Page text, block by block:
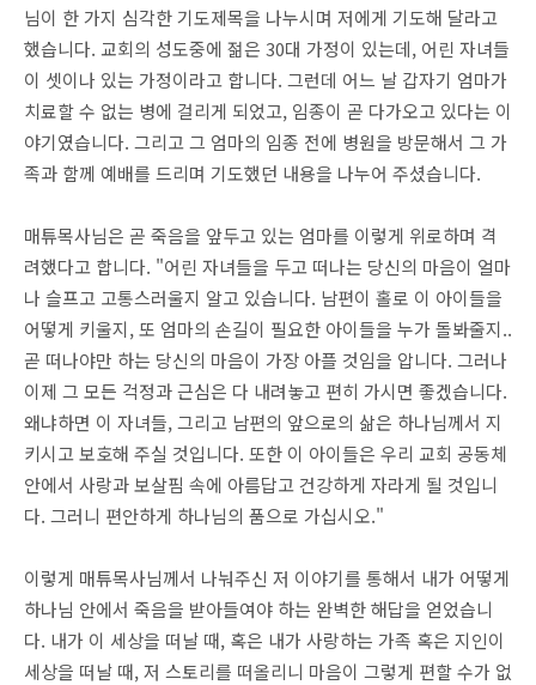
님이 한 가지 심각한 기도제목을 나누시며 저에게 기도해 달라고
했습니다. 교회의 성도중에 젊은 30대 가정이 있는데, 어린 자녀들
이 셋이나 있는 가정이라고 합니다. 그런데 어느 날 갑자기 엄마가
치료할 수 없는 병에 걸리게 되었고, 임종이 곧 다가오고 있다는 이
야기였습니다. 그리고 그 엄마의 임종 전에 병원을 방문해서 그 가
족과 함께 예배를 드리며 기도했던 내용을 나누어 주셨습니다.
매튜목사님은 곧 죽음을 앞두고 있는 엄마를 이렇게 위로하며 격
려했다고 합니다. "어린 자녀들을 두고 떠나는 당신의 마음이 얼마
나 슬프고 고통스러울지 알고 있습니다. 남편이 홀로 이 아이들을
어떻게 키울지, 또 엄마의 손길이 필요한 아이들을 누가 돌봐줄지..
곧 떠나야만 하는 당신의 마음이 가장 아플 것임을 압니다. 그러나
이제 그 모든 걱정과 근심은 다 내려놓고 편히 가시면 좋겠습니다.
왜냐하면 이 자녀들, 그리고 남편의 앞으로의 삶은 하나님께서 지
키시고 보호해 주실 것입니다. 또한 이 아이들은 우리 교회 공동체
안에서 사랑과 보살핌 속에 아름답고 건강하게 자라게 될 것입니
다. 그러니 편안하게 하나님의 품으로 가십시오."
이렇게 매튜목사님께서 나눠주신 저 이야기를 통해서 내가 어떻게
하나님 안에서 죽음을 받아들여야 하는 완벽한 해답을 얻었습니
다. 내가 이 세상을 떠날 때, 혹은 내가 사랑하는 가족 혹은 지인이
세상을 떠날 때, 저 스토리를 떠올리니 마음이 그렇게 편할 수가 없